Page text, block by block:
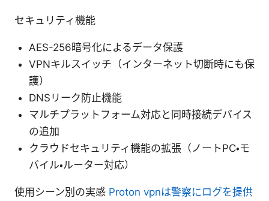
セキュリティ機能
AES-256暗号化によるデータ保護
VPNキルスイッチ（インターネット切断時にも保
護）
DNSリーク防止機能
マルチプラットフォーム対応と同時接続デバイス
の追加
クラウドセキュリティ機能の拡張（ノートPC・モ
バイル・ルーター対応）
使用シーン別の実感 Proton vpnは警察にログを提供